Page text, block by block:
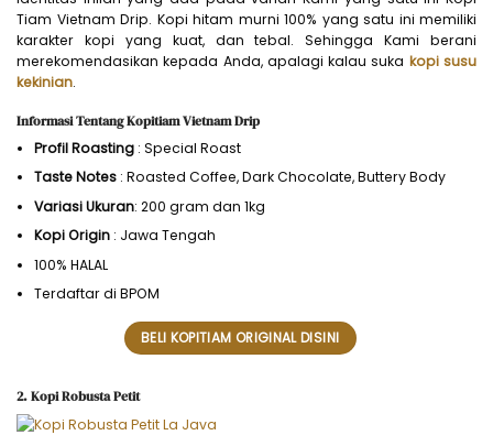
Tiam Vietnam Drip. Kopi hitam murni 100% yang satu ini memiliki
karakter kopi yang kuat, dan tebal. Sehingga Kami berani
merekomendasikan kepada Anda, apalagi kalau suka kopi susu
kekinian.
Informasi Tentang Kopitiam Vietnam Drip
Profil Roasting : Special Roast
Taste Notes : Roasted Coffee, Dark Chocolate, Buttery Body
Variasi Ukuran: 200 gram dan 1kg
Kopi Origin : Jawa Tengah
100% HALAL
Terdaftar di BPOM
BELI KOPITIAM ORIGINAL DISINI
2. Kopi Robusta Petit